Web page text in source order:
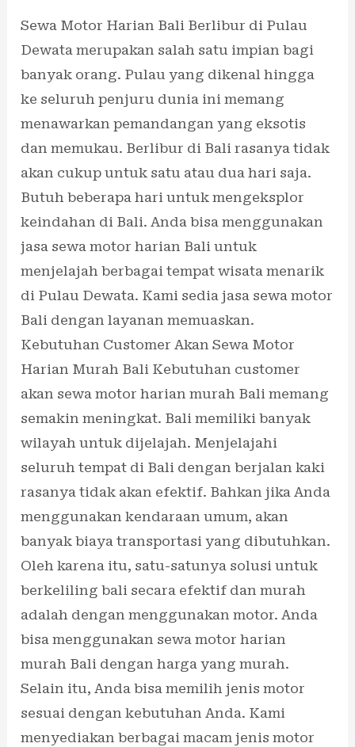
Sewa Motor Harian Bali Berlibur di Pulau
Dewata merupakan salah satu impian bagi
banyak orang. Pulau yang dikenal hingga
ke seluruh penjuru dunia ini memang
menawarkan pemandangan yang eksotis
dan memukau. Berlibur di Bali rasanya tidak
akan cukup untuk satu atau dua hari saja.
Butuh beberapa hari untuk mengeksplor
keindahan di Bali. Anda bisa menggunakan
jasa sewa motor harian Bali untuk
menjelajah berbagai tempat wisata menarik
di Pulau Dewata. Kami sedia jasa sewa motor
Bali dengan layanan memuaskan.
Kebutuhan Customer Akan Sewa Motor
Harian Murah Bali Kebutuhan customer
akan sewa motor harian murah Bali memang
semakin meningkat. Bali memiliki banyak
wilayah untuk dijelajah. Menjelajahi
seluruh tempat di Bali dengan berjalan kaki
rasanya tidak akan efektif. Bahkan jika Anda
menggunakan kendaraan umum, akan
banyak biaya transportasi yang dibutuhkan.
Oleh karena itu, satu-satunya solusi untuk
berkeliling bali secara efektif dan murah
adalah dengan menggunakan motor. Anda
bisa menggunakan sewa motor harian
murah Bali dengan harga yang murah.
Selain itu, Anda bisa memilih jenis motor
sesuai dengan kebutuhan Anda. Kami
menyediakan berbagai macam jenis motor